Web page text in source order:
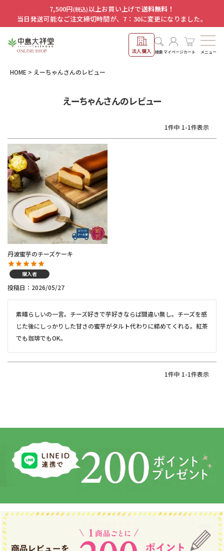
7,500円(税込)以上お買い上げで送料無料！
当日発送可能なご注文締切時間が、7：30に変更になりました。
法人購入 検索マイページカート メニュー
HOME えーちゃんさんのレビュー
えーちゃんさんのレビュー
1件中 1-1件表示
丹波蜜芋のチーズケーキ
購入者
投稿日 2026/05/27
素晴らしいの一言。チーズ好きで芋好きならば間違い無し。チーズを感
じた後にしっかりした甘さの蜜芋がタルト代わりに締めてくれる。紅茶
でも珈琲でもOK。
1件中 1-1件表示